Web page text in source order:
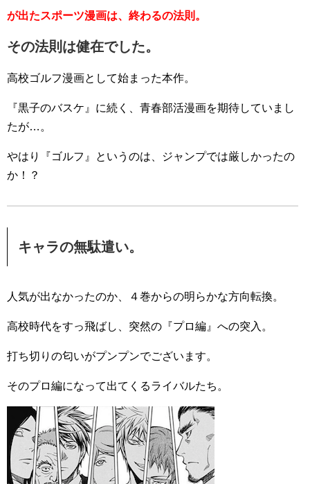
が出たスポーツ漫画は、終わるの法則。
その法則は健在でした。
高校ゴルフ漫画として始まった本作。
『黒子のバスケ』に続く、青春部活漫画を期待していまし
たが…。
やはり『ゴルフ』というのは、ジャンプでは厳しかったの
か！？
キャラの無駄遣い。
人気が出なかったのか、４巻からの明らかな方向転換。
高校時代をすっ飛ばし、突然の『プロ編』への突入。
打ち切りの匂いがプンプンでございます。
そのプロ編になって出てくるライバルたち。